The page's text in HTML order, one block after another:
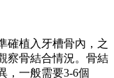
植入牙槽骨內，之
察骨結合情況。骨結
，一般需要3-6個